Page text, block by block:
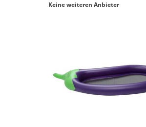
Keine weiteren Anbieter